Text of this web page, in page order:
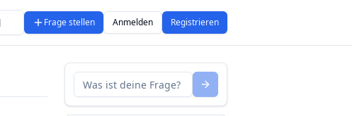
Frage stellen Anmelden Registrieren